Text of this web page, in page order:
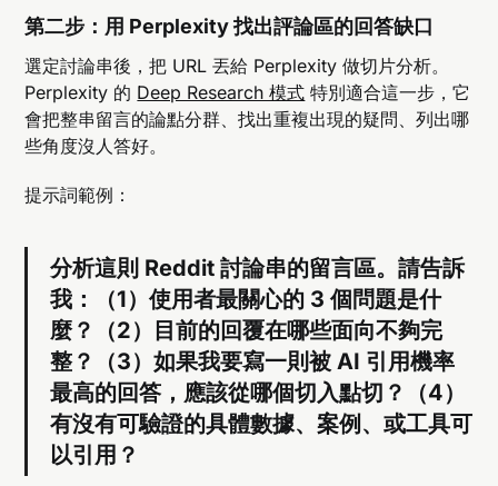
第二步：用 Perplexity 找出評論區的回答缺口
選定討論串後，把 URL 丟給 Perplexity 做切片分析。
Perplexity 的 Deep Research 模式 特別適合這一步，它
會把整串留言的論點分群、找出重複出現的疑問、列出哪
些角度沒人答好。
提示詞範例：
分析這則 Reddit 討論串的留言區。請告訴
我：（1）使用者最關心的 3 個問題是什
麼？（2）目前的回覆在哪些面向不夠完
整？（3）如果我要寫一則被 AI 引用機率
最高的回答，應該從哪個切入點切？（4）
有沒有可驗證的具體數據、案例、或工具可
以引用？